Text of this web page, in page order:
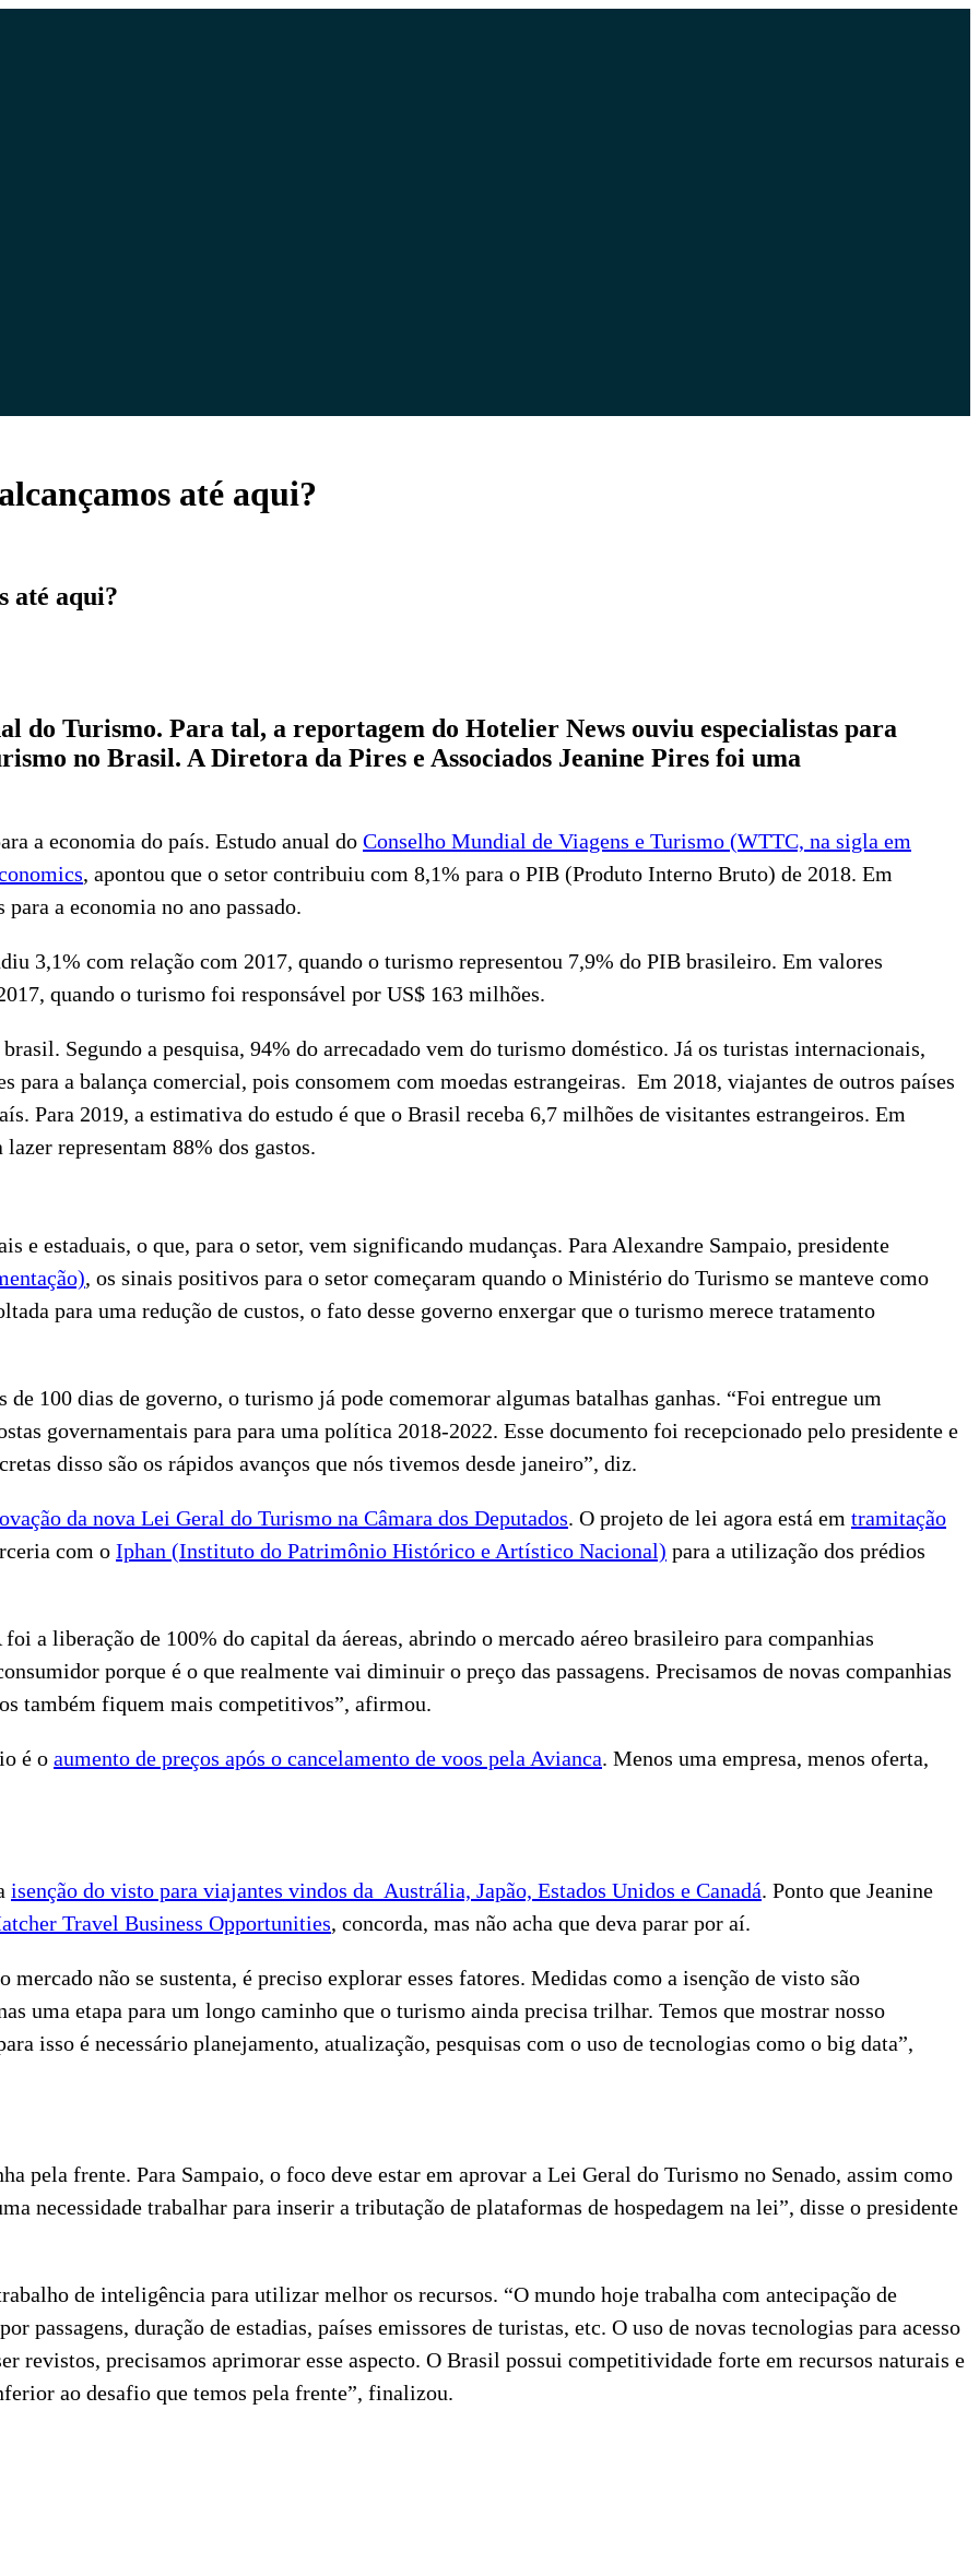
até aqui?
até aqui?
do Turismo. Para tal, a reportagem do Hotelier News ouviu especialistas para
no Brasil. A Diretora da Pires e Associados Jeanine Pires foi uma
a economia do país. Estudo anual do Conselho Mundial de Viagens e Turismo (WTTC, na sigla em
, apontou que o setor contribuiu com 8,1% para o PIB (Produto Interno Bruto) de 2018. Em
a economia no ano passado.
3,1% com relação com 2017, quando o turismo representou 7,9% do PIB brasileiro. Em valores
quando o turismo foi responsável por US$ 163 milhões.
Segundo a pesquisa, 94% do arrecadado vem do turismo doméstico. Já os turistas internacionais,
para a balança comercial, pois consomem com moedas estrangeiras. Em 2018, viajantes de outros países
Para 2019, a estimativa do estudo é que o Brasil receba 6,7 milhões de visitantes estrangeiros. Em
representam 88% dos gastos.
e estaduais, o que, para o setor, vem significando mudanças. Para Alexandre Sampaio, presidente
, os sinais positivos para o setor começaram quando o Ministério do Turismo se manteve como
para uma redução de custos, o fato desse governo enxergar que o turismo merece tratamento
100 dias de governo, o turismo já pode comemorar algumas batalhas ganhas. “Foi entregue um
governamentais para para uma política 2018-2022. Esse documento foi recepcionado pelo presidente e
disso são os rápidos avanços que nós tivemos desde janeiro”, diz.
da nova Lei Geral do Turismo na Câmara dos Deputados. O projeto de lei agora está em tramitação
com o Iphan (Instituto do Patrimônio Histórico e Artístico Nacional) para a utilização dos prédios
a liberação de 100% do capital da áereas, abrindo o mercado aéreo brasileiro para companhias
porque é o que realmente vai diminuir o preço das passagens. Precisamos de novas companhias
também fiquem mais competitivos”, afirmou.
é o aumento de preços após o cancelamento de voos pela Avianca. Menos uma empresa, menos oferta,
isenção do visto para viajantes vindos da Austrália, Japão, Estados Unidos e Canadá. Ponto que Jeanine
Travel Business Opportunities, concorda, mas não acha que deva parar por aí.
não se sustenta, é preciso explorar esses fatores. Medidas como a isenção de visto são
uma etapa para um longo caminho que o turismo ainda precisa trilhar. Temos que mostrar nosso
isso é necessário planejamento, atualização, pesquisas com o uso de tecnologias como o big data”,
pela frente. Para Sampaio, o foco deve estar em aprovar a Lei Geral do Turismo no Senado, assim como
necessidade trabalhar para inserir a tributação de plataformas de hospedagem na lei”, disse o presidente
de inteligência para utilizar melhor os recursos. “O mundo hoje trabalha com antecipação de
passagens, duração de estadias, países emissores de turistas, etc. O uso de novas tecnologias para acesso
revistos, precisamos aprimorar esse aspecto. O Brasil possui competitividade forte em recursos naturais e
ao desafio que temos pela frente”, finalizou.